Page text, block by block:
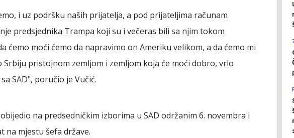
i uz podršku naših prijatelja, a pod prijateljima računam
predsjednika Trampa koji su i večeras bili sa njim tokom
ćemo moći ćemo da napravimo on Ameriku velikom, a da ćemo mi
Srbiju pristojnom zemljom i zemljom koja će moći dobro, vrlo
SAD", poručio je Vučić.
na predsedničkim izborima u SAD održanim 6. novembra i
na mjestu šefa države.